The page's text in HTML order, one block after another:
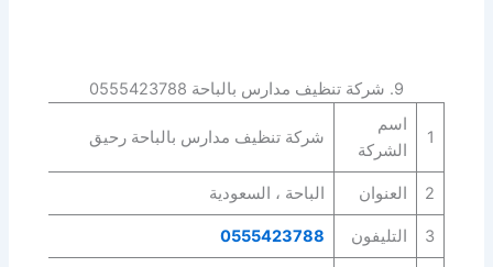
9. شركة تنظيف مدارس بالباحة 0555423788
1
اسم
الشركة
شركة تنظيف مدارس بالباحة رحيق
2 العنوان الباحة ، السعودية
3 التليفون 0555423788